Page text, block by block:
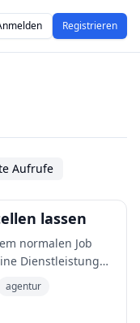
Registrieren
Aufrufe
lassen
Dienstleistung
Das
agentur